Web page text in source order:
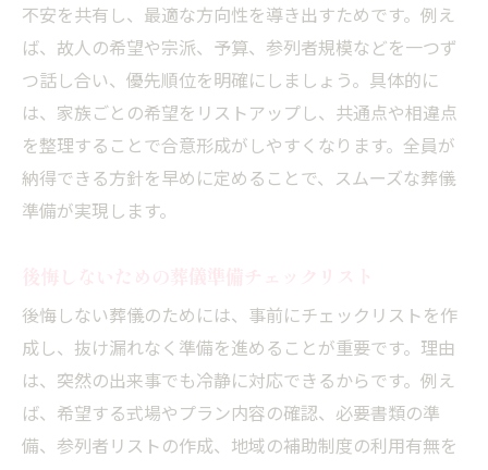
不安を共有し、最適な方向性を導き出すためです。例え
ば、故人の希望や宗派、予算、参列者規模などを一つず
つ話し合い、優先順位を明確にしましょう。具体的に
は、家族ごとの希望をリストアップし、共通点や相違点
を整理することで合意形成がしやすくなります。全員が
納得できる方針を早めに定めることで、スムーズな葬儀
準備が実現します。
後悔しない葬儀のためには、事前にチェックリストを作
成し、抜け漏れなく準備を進めることが重要です。理由
は、突然の出来事でも冷静に対応できるからです。例え
ば、希望する式場やプラン内容の確認、必要書類の準
備、参列者リストの作成、地域の補助制度の利用有無を